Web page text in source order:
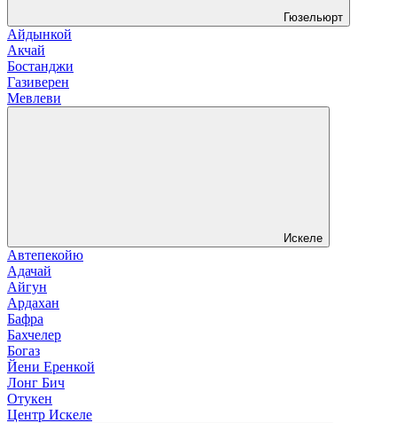
Гюзельюрт
Айдынкой
Акчай
Бостанджи
Газиверен
Мевлеви
Искеле
Автепекойю
Адачай
Айгун
Ардахан
Бафра
Бахчелер
Богаз
Йени Еренкой
Лонг Бич
Отукен
Центр Искеле